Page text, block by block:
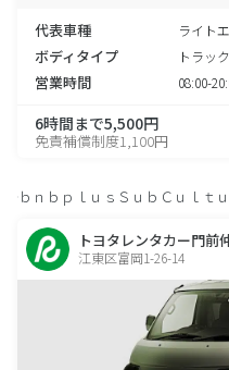
代表車種 ライト
ボディタイプ トラッ
営業時間 08:00-
6時間まで5,500円
免責補償制度1,100円
ｂｎｂｐｌｕｓＳｕｂＣｕｌｔ
トヨタレンタカー門前
江東区富岡1-26-14